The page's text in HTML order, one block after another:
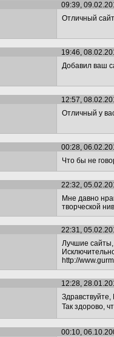
09:39,
Отличный
19:46,
Добавил ваш
12:57,
Отличный у
00:28,
Что бы не
22:32,
Мне давно
творческой
22:31,
Лучшие сайты,
http://
12:28,
Так здорово,
00:10,